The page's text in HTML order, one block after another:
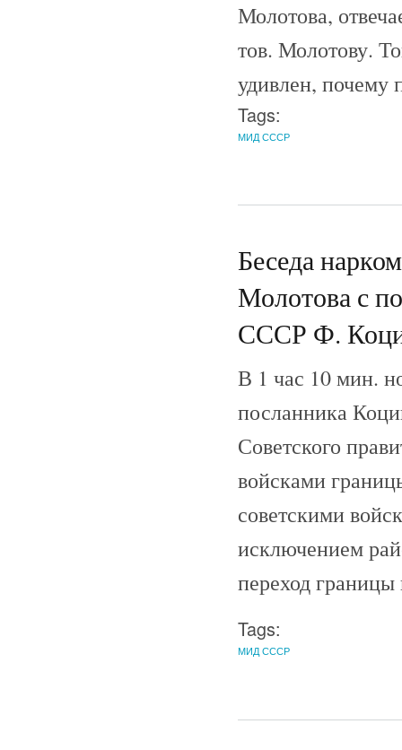
Молотова,
тов. Молотову.
удивлен, почему
Tags:
МИД СССР
Беседа
Молотова с
СССР Ф.
В 1 час 10 мин.
посланника
Советского
войсками
советскими
исключением
переход границы
Tags:
МИД СССР